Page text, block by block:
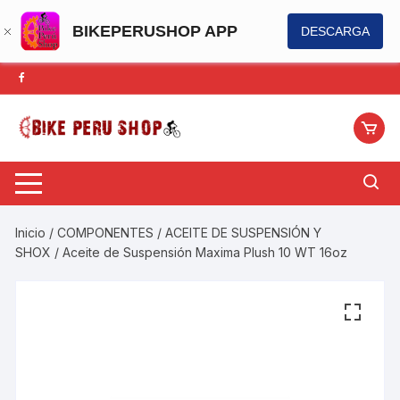
BIKEPERUSHOP APP DESCARGA
Saltar
al
contenido
Inicio /COMPONENTES /ACEITE DE SUSPENSIÓN Y
SHOX / Aceite de Suspensión Maxima Plush 10 WT 16oz